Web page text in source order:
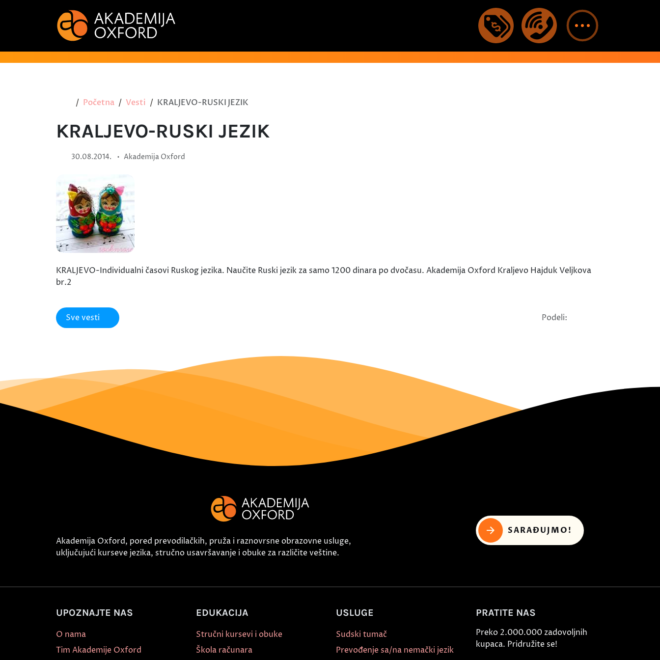
Početna Vesti KRALJEVO-RUSKI JEZIK
KRALJEVO-RUSKI JEZIK
30.08.2014. • Akademija Oxford
KRALJEVO-Individualni časovi Ruskog jezika. Naučite Ruski jezik za samo 1200 dinara po dvočasu. Akademija Oxford Kraljevo Hajduk Veljkova
br.2
Sve vesti Podeli:
Akademija Oxford, pored prevodilačkih, pruža i raznovrsne obrazovne usluge,
uključujući kurseve jezika, stručno usavršavanje i obuke za različite veštine.
SARAĐUJMO!
UPOZNAJTE NAS
O nama
Tim Akademije Oxford
EDUKACIJA
Stručni kursevi i obuke
Škola računara
USLUGE
Sudski tumač
Prevođenje sa/na nemački jezik
PRATITE NAS
Preko 2.000.000 zadovoljnih
kupaca. Pridružite se!